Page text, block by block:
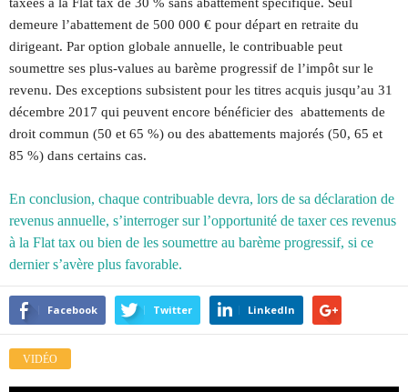
demeure l’abattement de 500 000 € pour départ en retraite du
dirigeant. Par option globale annuelle, le contribuable peut
soumettre ses plus-values au barème progressif de l’impôt sur le
revenu. Des exceptions subsistent pour les titres acquis jusqu’au 31
décembre 2017 qui peuvent encore bénéficier des abattements de
droit commun (50 et 65 %) ou des abattements majorés (50, 65 et
85 %) dans certains cas.
En conclusion, chaque contribuable devra, lors de sa déclaration de
revenus annuelle, s’interroger sur l’opportunité de taxer ces revenus
à la Flat tax ou bien de les soumettre au barème progressif, si ce
dernier s’avère plus favorable.
Facebook Twitter LinkedIn
VIDÉO